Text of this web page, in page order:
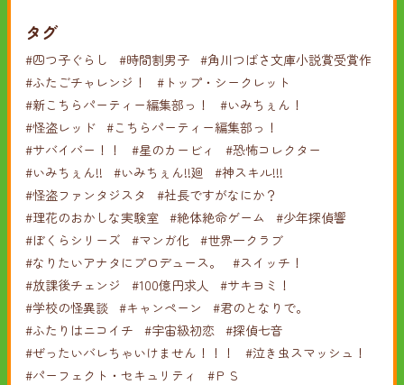
タグ
#四つ子ぐらし #時間割男子 #角川つばさ文庫小説賞受賞作
#ふたごチャレンジ！
#トップ・シークレット
#新こちらパーティー編集部っ！
#いみちぇん！
#怪盗レッド #こちらパーティー編集部っ！
#サバイバー！！
#星のカービィ
#恐怖コレクター
#いみちぇん!!
#いみちぇん!!廻
#神スキル!!!
#怪盗ファンタジスタ
#社長ですがなにか？
#理花のおかしな実験室 #絶体絶命ゲーム
#少年探偵響
#ぼくらシリーズ
#マンガ化 #世界一クラブ
#なりたいアナタにプロデュース。
#スイッチ！
#放課後チェンジ
#100億円求人
#サキヨミ！
#学校の怪異談 #キャンペーン
#君のとなりで。
#ふたりはニコイチ
#宇宙級初恋
#探偵七音
#ぜったいバレちゃいけません！！！
#泣き虫スマッシュ！
#パーフェクト・セキュリティ
#ＰＳ